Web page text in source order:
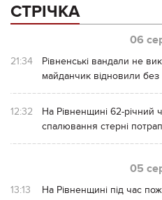
СТРІЧКА
06
21:34
Рівненські вандали не
майданчик відновили без
12:32
На Рівненщині 62-річний
спалювання стерні
05
13:13
На Рівненщині під час